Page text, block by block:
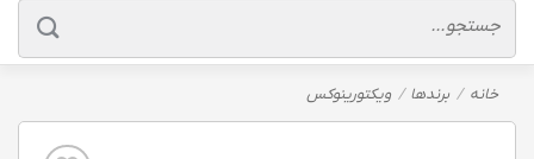
برای:
خانه / برندها / ویکتورینوکس